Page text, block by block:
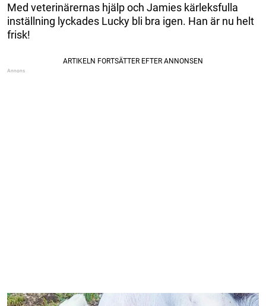
Med veterinärernas hjälp och Jamies kärleksfulla
inställning lyckades Lucky bli bra igen. Han är nu helt
frisk!